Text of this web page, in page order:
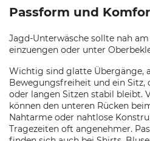
Passform und
Jagd-Unterwäsche sollte nah
einzuengen oder unter
Wichtig sind glatte Übergänge,
Bewegungsfreiheit und ein Sitz,
oder langen Sitzen stabil bleibt.
können den unteren Rücken
Nahtarme oder nahtlose
Tragezeiten oft angenehmer.